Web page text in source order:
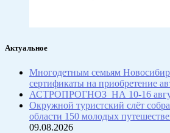
Актуальное
Многодетным семьям
сертификаты на приобретение
АСТРОПРОГНОЗ НА 10-16
Окружной туристский слёт
области 150 молодых
09.08.2026